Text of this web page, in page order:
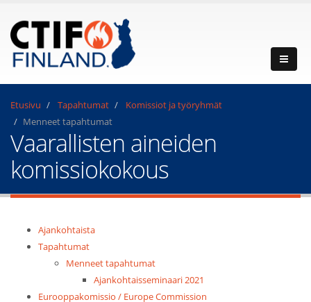
Etusivu Tapahtumat
Komissiot ja työryhmät
Menneet tapahtumat
Vaarallisten aineiden
komissiokokous
Ajankohtaista
Tapahtumat
Menneet tapahtumat
Ajankohtaisseminaari 2021
Eurooppakomissio / Europe Commission